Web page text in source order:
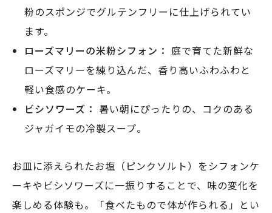
粉のスポンジでグルテンフリーに仕上げられてい
ます。
ローズマリーの米粉シフォン： 庭で育てた新鮮な
ローズマリーを練り込んだ、香り高いふわふわと
軽い食感のケーキ。
ビシソワーズ： 暑い朝にぴったりの、コクのある
ジャガイモの冷製スープ。
お皿に添えられたお塩（ピンクソルト）をシフォンケ
ーキやビシソワーズに一振りすることで、味の変化を
楽しめる体験も。「食べたもので体が作られる」とい